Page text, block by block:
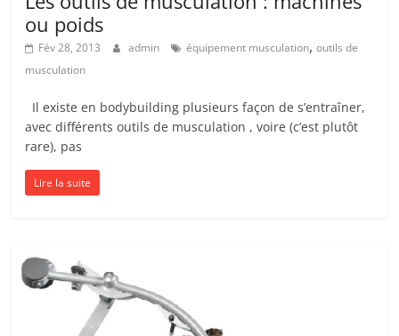
ou poids
Fév 28, 2013 admin équipement musculation,outils de
musculation
Il existe en bodybuilding plusieurs façon de s’entraîner,
avec différents outils de musculation , voire (c’est plutôt
rare), pas
Lire la suite